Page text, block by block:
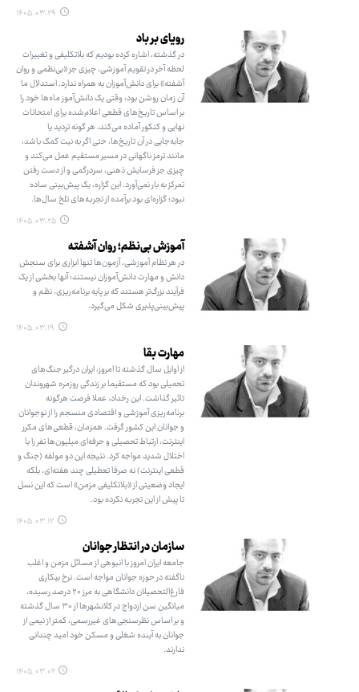
۱۴۰۵.۰۳.۲۹
رویای بر باد
در گذشته، اشاره کرده بودیم که بلاتکلیفی و تغییرات
لحظه‌ آخر در تقویم آموزشی، چیزی جز «بی‌نظمی و روان
‌آشفته» برای دانش‌آموزان به همراه ندارد. استدلال ما
آن زمان روشن بود: وقتی یک دانش‌آموز ماه‌ها خود را
بر اساس تاریخ‌های قطعی اعلام‌شده برای امتحانات
نهایی و کنکور آماده می‌کند، هر گونه تردید یا
جابه‌جایی در آن تاریخ‌ها، حتی اگر به نیت کمک باشد،
مانند ترمز ناگهانی در مسیر مستقیم عمل می‌کند و
چیزی جز فرسایش ذهنی، سردرگمی و از دست رفتن
تمرکز به بار نمی‌آورد. این گزاره، یک پیش‌بینی ساده
نبود؛ گزاره‌ای بود برآمده از تجربه‌های تلخ سال‌ها.
۱۴۰۵.۰۳.۲۵
آموزش بی‌نظم؛ روان آشفته
در هر نظام آموزشی، آزمون‌ها تنها ابزاری برای سنجش
دانش و مهارت دانش‌آموزان نیستند؛ آنها بخشی از یک
فرآیند بزرگ‌تر هستند که بر پایه برنامه‌ریزی، نظم و
پیش‌بینی‌پذیری شکل می‌گیرد.
۱۴۰۵.۰۳.۱۹
مهارت بقا
از اوایل سال گذشته تا امروز، ایران درگیر جنگ‌های
تحمیلی بود که مستقیما بر زندگی روزمره شهروندان
تاثیر گذاشت. این رخداد، عملا فرصت هرگونه
برنامه‌ریزی آموزشی و اقتصادی منسجم را از نوجوانان
و جوانان این کشور گرفت. همزمان، قطعی‌های مکرر
اینترنت، ارتباط تحصیلی و حرفه‌ای میلیون‌ها نفر را با
اختلال شدید مواجه کرد. نتیجه این دو مولفه (جنگ و
قطعی اینترنت) نه صرفا تعطیلی چند هفته‌ای، بلکه
ایجاد وضعیتی از «بلاتکلیفی مزمن» است که این نسل
تا پیش از این تجربه نکرده بود.
۱۴۰۵.۰۳.۱۲
سازمان در انتظار جوانان
جامعه ایران امروز با انبوهی از مسائل مزمن و اغلب
ناگفته در حوزه جوانان مواجه است. نرخ بیکاری
فارغ‌التحصیلان دانشگاهی به مرز ۲۰ درصد رسیده،
میانگین سن ازدواج در کلانشهرها از ۳۰ سال گذشته
و بر اساس نظرسنجی‌های غیررسمی، کمتر از نیمی از
جوانان به آینده شغلی و مسکن خود امید چندانی
ندارند.
۱۴۰۵.۰۳.۰۲